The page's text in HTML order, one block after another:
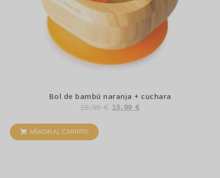
Bol de bambú naranja + cuchara
19,99€ 15,99 €
AÑADIR AL CARRITO